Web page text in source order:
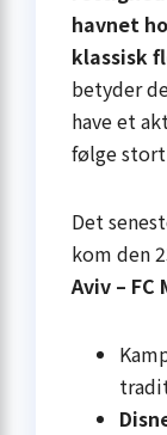
havnet
klassisk
betyder
have et
følge
Det
kom den
Aviv –